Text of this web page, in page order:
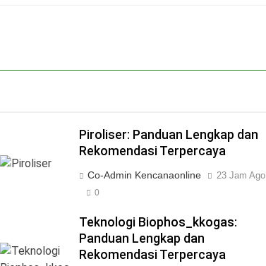
Piroliser: Panduan Lengkap dan
Rekomendasi Terpercaya
Co-Admin Kencanaonline 23 Jam Ago
0
Teknologi Biophos_kkogas:
Panduan Lengkap dan
Rekomendasi Terpercaya